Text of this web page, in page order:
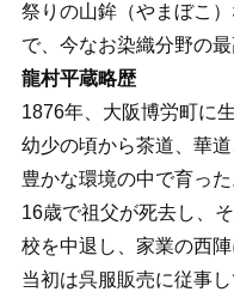
祭りの山鉾（やまぼこ
で、今なお染織分野の
龍村平蔵略歴
1876年、大阪博労町に生
幼少の頃から茶道、華
豊かな環境の中で育った
16歳で祖父が死去し、
校を中退し、家業の西
当初は呉服販売に従事